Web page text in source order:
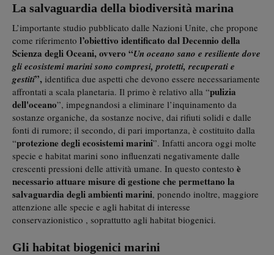
La salvaguardia della biodiversità marina
L’importante studio pubblicato dalle Nazioni Unite, che propone
come riferimento l’obiettivo identificato dal Decennio della
Scienza degli Oceani, ovvero “Un oceano sano e resiliente dove
gli ecosistemi marini sono compresi, protetti, recuperati e
gestiti”, identifica due aspetti che devono essere necessariamente
affrontati a scala planetaria. Il primo è relativo alla “pulizia
dell'oceano”, impegnandosi a eliminare l’inquinamento da
sostanze organiche, da sostanze nocive, dai rifiuti solidi e dalle
fonti di rumore; il secondo, di pari importanza, è costituito dalla
“protezione degli ecosistemi marini”. Infatti ancora oggi molte
specie e habitat marini sono influenzati negativamente dalle
crescenti pressioni delle attività umane. In questo contesto è
necessario attuare misure di gestione che permettano la
salvaguardia degli ambienti marini, ponendo inoltre, maggiore
attenzione alle specie e agli habitat di interesse
conservazionistico , soprattutto agli habitat biogenici.
Gli habitat biogenici marini